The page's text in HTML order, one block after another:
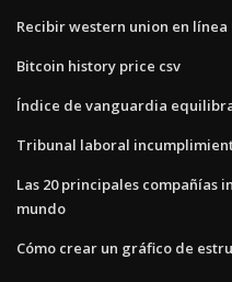
Recibir western union en línea
Bitcoin history price csv
Índice de vanguardia
Tribunal laboral
Las 20 principales compañías
mundo
Cómo crear un gráfico de